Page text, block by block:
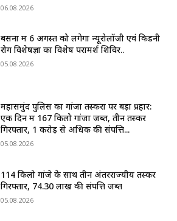
06.08.2026
बसना में 6 अगस्त को लगेगा न्यूरोलॉजी एवं किडनी
रोग विशेषज्ञों का विशेष परामर्श शिविर..
05.08.2026
महासमुंद पुलिस का गांजा तस्करों पर बड़ा प्रहार:
एक दिन में 167 किलो गांजा जब्त, तीन तस्कर
गिरफ्तार, 1 करोड़ से अधिक की संपत्ति...
05.08.2026
114 किलो गांजे के साथ तीन अंतरराज्यीय तस्कर
गिरफ्तार, 74.30 लाख की संपत्ति जब्त
05.08.2026